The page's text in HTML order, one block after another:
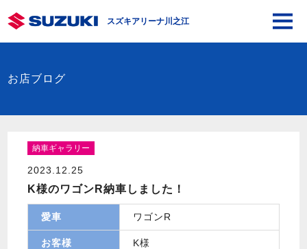
スズキアリーナ川之江
お店ブログ
納車ギャラリー
2023.12.25
K様のワゴンR納車しました！
愛車 ワゴンR
お客様 K様